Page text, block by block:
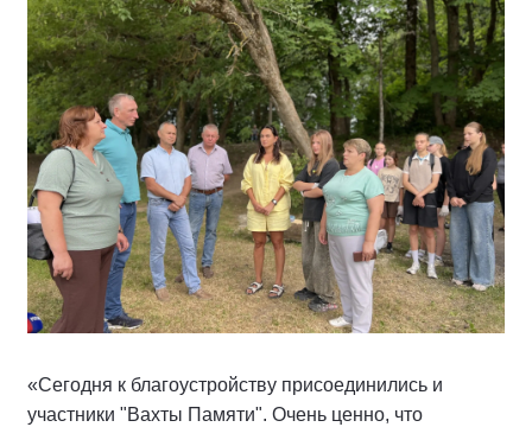
«Сегодня к благоустройству присоединились и
участники "Вахты Памяти". Очень ценно, что